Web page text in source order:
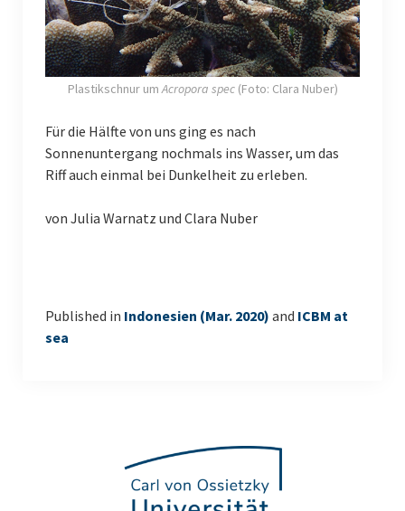
Plastikschnur umAcropora spec (Foto: Clara Nuber)
Für die Hälfte von uns ging es nach
Sonnenuntergang nochmals ins Wasser, um das
Riff auch einmal bei Dunkelheit zu erleben.
von Julia Warnatz und Clara Nuber
Published in Indonesien (Mar. 2020) and ICBM at
sea